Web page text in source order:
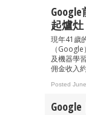
起爐灶
現年41歲
（
及機器學
佣金收入
Posted